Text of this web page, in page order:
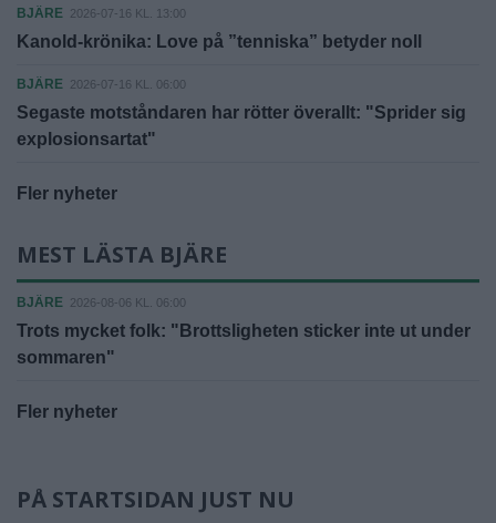
BJÄRE 2026-07-16 KL. 13:00
Kanold-krönika: Love på ”tenniska” betyder noll
BJÄRE 2026-07-16 KL. 06:00
Segaste motståndaren har rötter överallt: "Sprider sig
explosionsartat"
Fler nyheter
MEST LÄSTA BJÄRE
BJÄRE 2026-08-06 KL. 06:00
Trots mycket folk: "Brottsligheten sticker inte ut under
sommaren"
Fler nyheter
PÅ STARTSIDAN JUST NU